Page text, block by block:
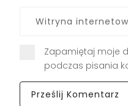
Zapamiętaj moje
podczas pisania